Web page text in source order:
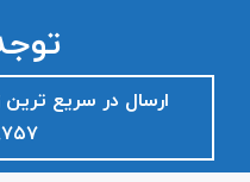
ارسال در سریع